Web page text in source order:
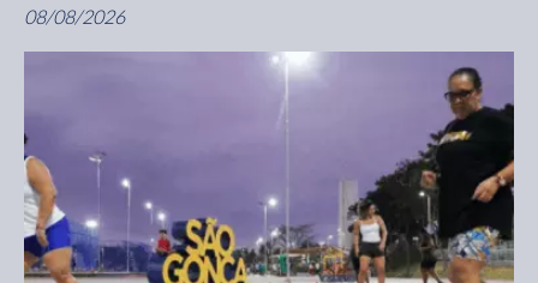
08/08/2026